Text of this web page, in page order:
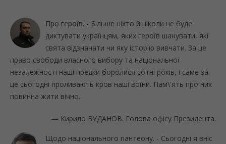
Про героїв. - Більше ніхто й ніколи не буде
диктувати українцям, яких героїв шанувати, які
свята відзначати чи яку історію вивчати. За це
право свободи власного вибору та національної
незалежності наші предки боролися сотні років, і саме за
це сьогодні проливають кров наші воїни. Пам\'ять про них
повинна жити вічно.
— Кирило БУДАНОВ. Голова офісу Президента.
Щодо національного пантеону. - Сьогодні я вніс